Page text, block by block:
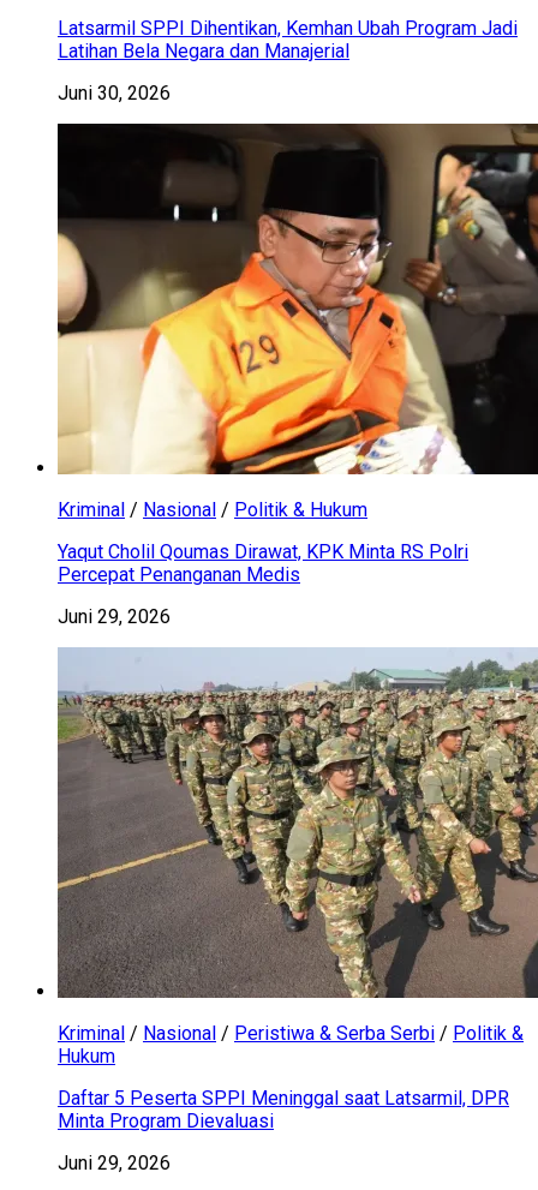
Latsarmil SPPI Dihentikan, Kemhan Ubah Program Jadi
Latihan Bela Negara dan Manajerial
Juni 30, 2026
Kriminal / Nasional / Politik & Hukum
Yaqut Cholil Qoumas Dirawat, KPK Minta RS Polri
Percepat Penanganan Medis
Juni 29, 2026
Kriminal / Nasional / Peristiwa & Serba Serbi / Politik &
Hukum
Daftar 5 Peserta SPPI Meninggal saat Latsarmil, DPR
Minta Program Dievaluasi
Juni 29, 2026